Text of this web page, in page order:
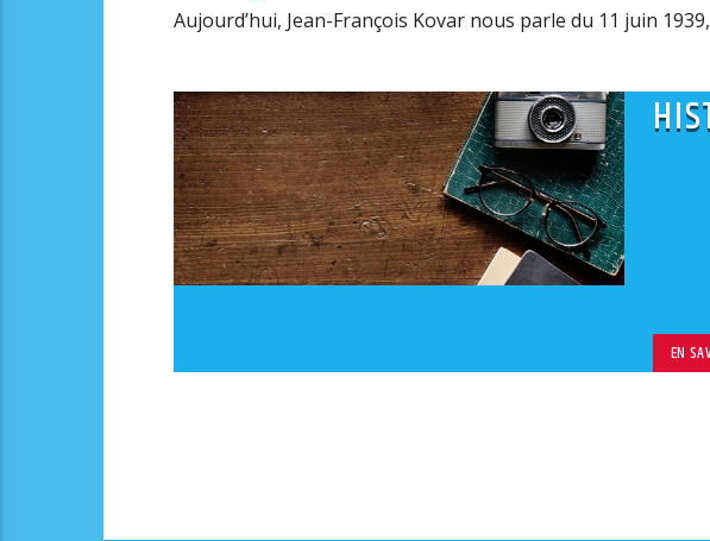
Aujourd’hui, Jean-François Kovar nous parle du 11 juin
EN